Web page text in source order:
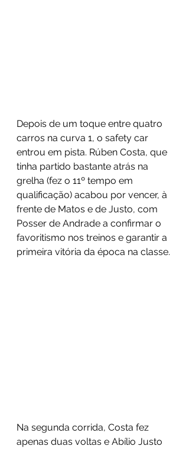
Depois de um toque entre quatro
carros na curva 1, o safety car
entrou em pista. Rúben Costa, que
tinha partido bastante atrás na
grelha (fez o 11º tempo em
qualificação) acabou por vencer, à
frente de Matos e de Justo, com
Posser de Andrade a confirmar o
favoritismo nos treinos e garantir a
primeira vitória da época na classe.
Na segunda corrida, Costa fez
apenas duas voltas e Abílio Justo